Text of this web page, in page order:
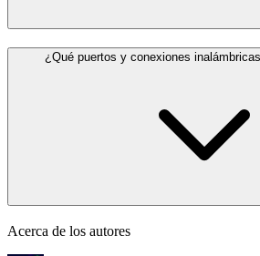
¿Qué puertos y conexiones
Acerca de los autores